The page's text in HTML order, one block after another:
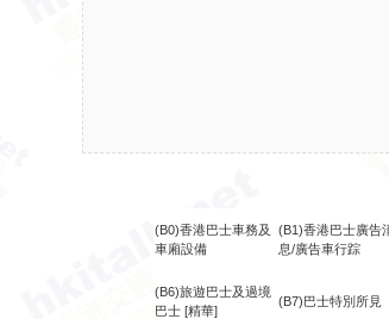
(B0)香港巴士車務及
車廂設備
(B1)香港巴士廣告
息/廣告車行踪
(B6)旅遊巴士及過境
巴士 [精華]
(B7)巴士特別所見